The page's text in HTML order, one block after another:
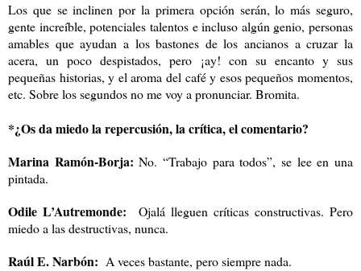
Los que se inclinen por la primera opción serán, lo más seguro,
gente increíble, potenciales talentos e incluso algún genio, personas
amables que ayudan a los bastones de los ancianos a cruzar la
acera, un poco despistados, pero ¡ay! con su encanto y sus
pequeñas historias, y el aroma del café y esos pequeños momentos,
etc. Sobre los segundos no me voy a pronunciar. Bromita.
*¿Os da miedo la repercusión, la crítica, el comentario?
Marina Ramón-Borja: No. “Trabajo para todos”, se lee en una
pintada.
Odile L’Autremonde: Ojalá lleguen críticas constructivas. Pero
miedo a las destructivas, nunca.
Raúl E. Narbón: A veces bastante, pero siempre nada.